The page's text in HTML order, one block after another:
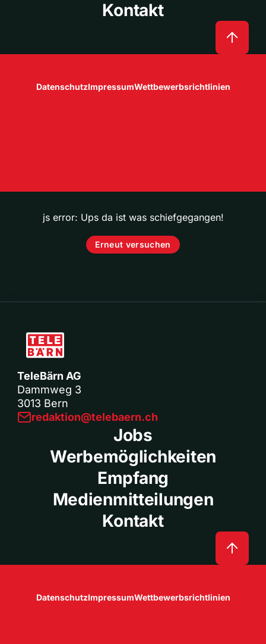
Kontakt
DatenschutzImpressumWettbewerbsrichtlinien
js error: Ups da ist was schiefgegangen!
Erneut versuchen
TeleBärn AG
Dammweg 3
3013 Bern
redaktion@telebaern.ch
Jobs
Werbemöglichkeiten
Empfang
Medienmitteilungen
Kontakt
DatenschutzImpressumWettbewerbsrichtlinien